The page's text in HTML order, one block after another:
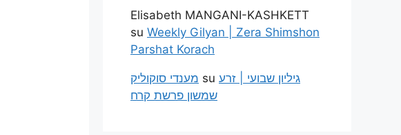
Elisabeth MANGANI-KASHKETT
su Weekly Gilyan | Zera Shimshon
Parshat Korach
מענדי סוקוליק su גיליון שבועי | זרע
שמשון פרשת קרח